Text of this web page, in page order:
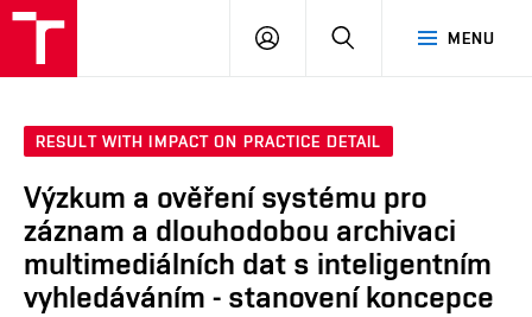
MENU
LOG
SEARCH
RESULT WITH IMPACT ON PRACTICE DETAIL
Výzkum a ověření systému pro
záznam a dlouhodobou archivaci
multimediálních dat s inteligentním
vyhledáváním - stanovení koncepce